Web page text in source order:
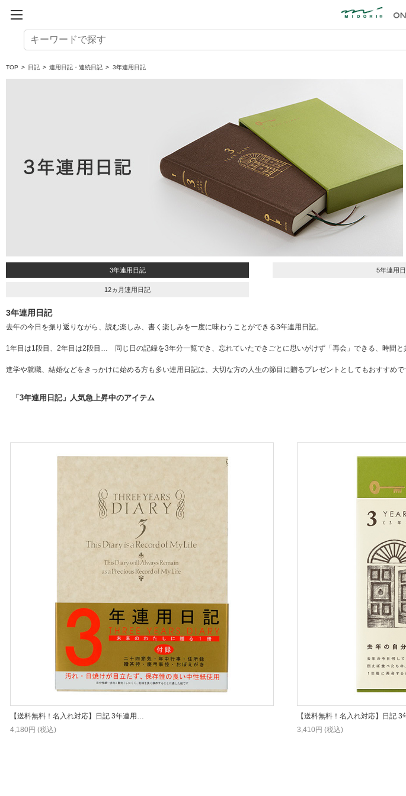
TOP > 日記 > 連用日記・連続日記 > 3年連用日記
3年連用日記 5年連用
12ヵ月連用日記
3年連用日記
去年の今日を振り返りながら、読む楽しみ、書く楽しみを一度に味わうことができる3年連用日記。
1年目は1段目、2年目は2段目… 同じ日の記録を3年分一覧でき、忘れていたできごとに思いがけず「再会」できる、時間と
進学や就職、結婚などをきっかけに始める方も多い連用日記は、大切な方の人生の節目に贈るプレゼントとしてもおすすめで
「3年連用日記」人気急上昇中のアイテム
【送料無料！名入れ対応】日記 3年連用…
4,180円 (税込)
【送料無料！名入れ対応】日記
3,410円 (税込)